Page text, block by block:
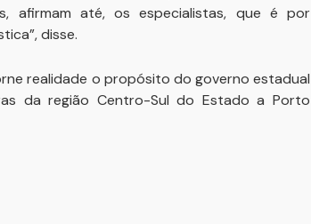
afirmam até, os especialistas, que é por
disse.
realidade o propósito do governo estadual
da região Centro-Sul do Estado a Porto